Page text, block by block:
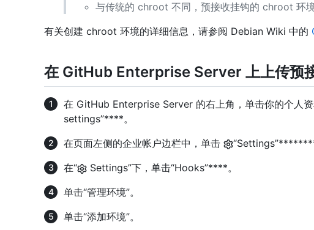
与传统的 chroot 不同，预接收挂钩的 chroot 环
有关创建 chroot 环境的详细信息，请参阅 Debian Wiki 中的
在 GitHub Enterprise Server 上上传预
在 GitHub Enterprise Server 的右上角，单击你的个人
settings”****。
在页面左侧的企业帐户边栏中，单击
“Settings”********
在“
Settings”下，单击“Hooks”****。
单击“管理环境”。
单击“添加环境”。